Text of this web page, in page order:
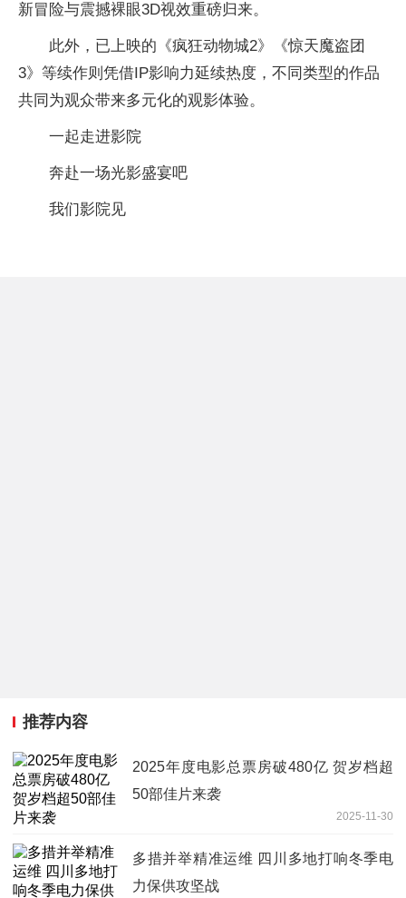
新冒险与震撼裸眼3D视效重磅归来。
此外，已上映的《疯狂动物城2》《惊天魔盗团
3》等续作则凭借IP影响力延续热度，不同类型的作品
共同为观众带来多元化的观影体验。
一起走进影院
奔赴一场光影盛宴吧
我们影院见
推荐内容
2025年度电影总票房破480亿 贺岁档超
50部佳片来袭
2025-11-30
多措并举精准运维 四川多地打响冬季电
力保供攻坚战